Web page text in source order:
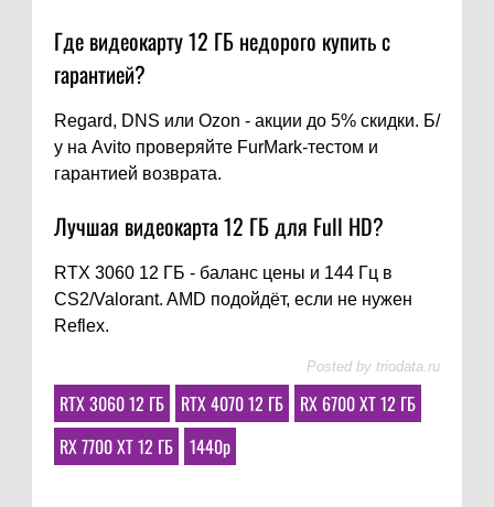
Где видеокарту 12 ГБ недорого купить с
гарантией?
Regard, DNS или Ozon - акции до 5% скидки. Б/
у на Avito проверяйте FurMark-тестом и
гарантией возврата.
Лучшая видеокарта 12 ГБ для Full HD?
RTX 3060 12 ГБ - баланс цены и 144 Гц в
CS2/Valorant. AMD подойдёт, если не нужен
Reflex.
Posted by triodata.ru
RTX 3060 12 ГБ RTX 4070 12 ГБ
RX 6700 XT 12 ГБ
RX 7700 XT 12 ГБ
1440p